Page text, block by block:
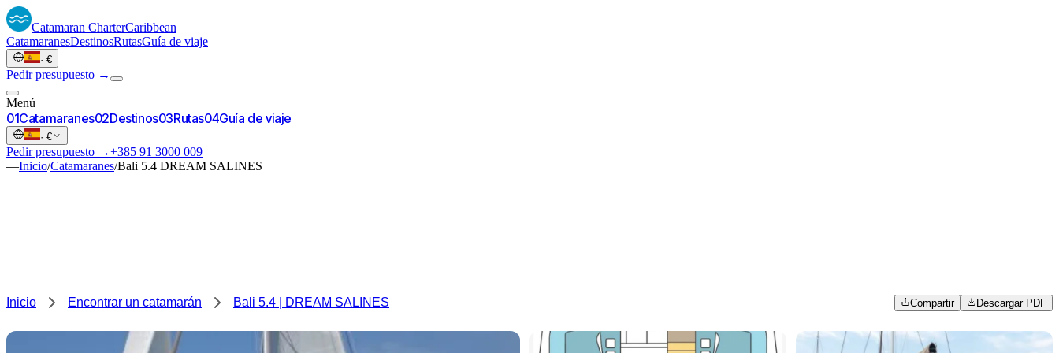
Catamaran CharterCaribbean
CatamaranesDestinosRutasGuía de viaje
· €
Pedir presupuesto →
Menú
01Catamaranes02Destinos03Rutas04Guía de viaje
· €
Pedir presupuesto →+385 91 3000 009
—Inicio/Catamaranes/Bali 5.4 DREAM SALINES
Inicio Encontrar un catamarán Bali 5.4 | DREAM SALINES Compartir Descargar PDF